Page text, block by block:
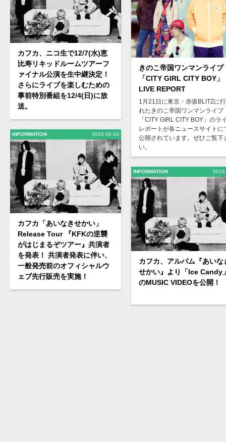
カフカ、ニコ生で12/7(水)恵
比寿リキッドルームツアーフ
ァイナル公演を生中継決定！
さらにライブを楽しむための
事前特別番組を12/4(日)に放
送。
INFORMATION 2016.09.03
カフカ「あいなきせかい」
Release Tour 『KFKの逆襲
がはじまるぞツアー』共演者
を発表！ 共演者発表に伴い、
一般発売前のオフィシャルウ
ェブ先行販売を実施！
きのこ帝国ワンマンライブ
「CITY GIRL CITY BOY」
LIVE REPORT
1月21日に東京・赤坂BLITZに
れたきのこ帝国ワンマンライブ
「CITY GIRL CITY BOY」のラ
レポートが各ニュースサイトに
公開されています。ぜひご覧下
い。
INFORMATION
カフカ、アルバム『あいな
せかい』より「Ice Candy
のMUSIC VIDEOを公開！